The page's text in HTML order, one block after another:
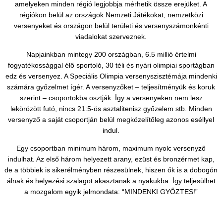
amelyeken minden régió legjobbja mérhetik össze erejüket. A
régiókon belül az országok Nemzeti Játékokat, nemzetközi
versenyeket és országon belül területi és versenyszámonkénti
viadalokat szerveznek.
Napjainkban mintegy 200 országban, 6.5 millió értelmi
fogyatékossággal élő sportoló, 30 téli és nyári olimpiai sportágban
edz és versenyez. A Speciális Olimpia versenyszisztémája mindenki
számára győzelmet ígér. A versenyzőket – teljesítményük és koruk
szerint – csoportokba osztják. Így a versenyeken nem lesz
lekörözött futó, nincs 21:5-ös asztalitenisz győzelem stb. Minden
versenyző a saját csoportján belül megközelítőleg azonos eséllyel
indul.
Egy csoportban minimum három, maximum nyolc versenyző
indulhat. Az első három helyezett arany, ezüst és bronzérmet kap,
de a többiek is sikerélményben részesülnek, hiszen ők is a dobogón
álnak és helyezési szalagot akasztanak a nyakukba. Így teljesülhet
a mozgalom egyik jelmondata: “MINDENKI GYŐZTES!”